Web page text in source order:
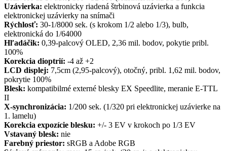
Uzávierka: elektronicky riadená štrbinová uzávierka a funkcia
elektronickej uzávierky na snímači
Rýchlosť: 30-1/8000 sek. (s krokom 1/2 alebo 1/3), bulb,
elektronická do 1/64000
Hľadáčik: 0,39-palcový OLED, 2,36 mil. bodov, pokytie pribl.
100%
Korekcia dioptrií: -4 až +2
LCD displej: 7,5cm (2,95-palcový), otočný, pribl. 1,62 mil. bodov,
pokrytie 100%
Blesk: kompatibilmé externé blesky EX Speedlite, meranie E-TTL
II
X-synchronizácia: 1/200 sek. (1/320 pri elektronickej uzávierke na
1. lamelu)
Korekcia expozície blesku: +/- 3 EV v krokoch po 1/3 EV
Vstavaný blesk: nie
Farebný priestor: sRGB a Adobe RGB